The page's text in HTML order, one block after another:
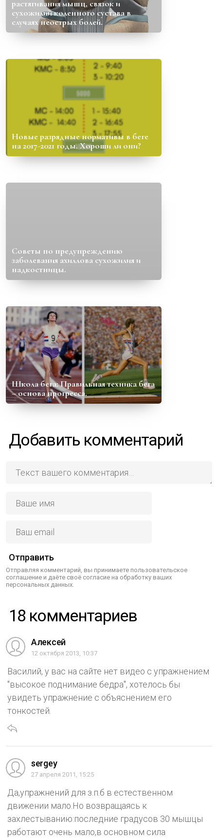
растягивания мышц, связок и
сухожилий коленного сустава в
случаях неострых болей.
Новые разрядные нормативы в беге
на 2017-2021 годы. Хороши ли они?
Советы по предупреждению
заболевания ахиллова сухожилия и
надкостницы.
Школа бега: Правильная техника бега
– основа прогресса.
Добавить комментарий
Отправить
Отправляя комментарий, вы принимаете пользовательское
соглашение и даёте своё согласие на обработку ваших
персональных данных.
18 комментариев
Алексей
12 октября 2013, 10:37
Василий, у вас на сайте нет видео с упражнением
"высокое поднимание бедра", хотелось бы
увидеть упражнение с объяснением его
тонкостей.
sergey
27 апреля 2011, 15:25
Да,упражнений для з.п.б в естественном
движении мало.Но возвращаясь к
захлестыванию:последние градусов 30 мышцы
работают очень мало,в основном сила